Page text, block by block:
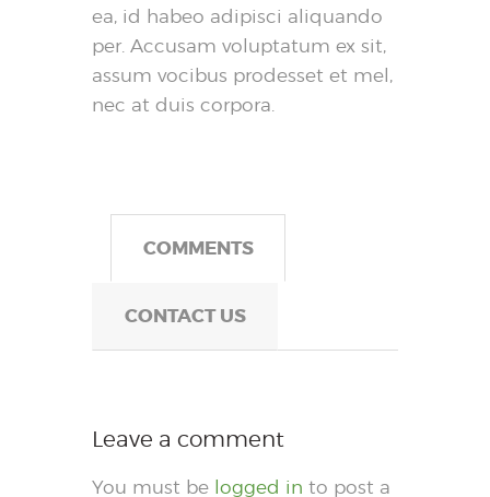
ea, id habeo adipisci aliquando
per. Accusam voluptatum ex sit,
assum vocibus prodesset et mel,
nec at duis corpora.
COMMENTS
CONTACT US
Leave a comment
You must be logged in to post a